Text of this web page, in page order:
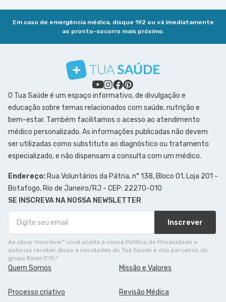
Em caso de emergência médica, disque 192 ou vá imediatamente
ao pronto-socorro mais próximo.
O Tua Saúde é um espaço informativo, de divulgação e
educação sobre temas relacionados com saúde, nutrição e
bem-estar. Também facilitamos o acesso ao atendimento
médico personalizado. As informações publicadas não devem
ser utilizadas como substituto ao diagnóstico ou tratamento
especializado, e não dispensam a consulta com um médico.
Endereço: Rua Voluntários da Pátria, n° 138, Bloco 01, Loja 201 -
Botafogo, Rio de Janeiro/RJ - CEP: 22270-010
SE INSCREVA NA NOSSA NEWSLETTER
Inscrever
Ao clicar Inscrever" você aceita a nossa Política de Privacidade e
autoriza receber dicas e novidades do Tua Saúde e dos parceiros do
grupo Rede D'Or."
Quem Somos Missão e Valores
Processo criativo Revisão Médica